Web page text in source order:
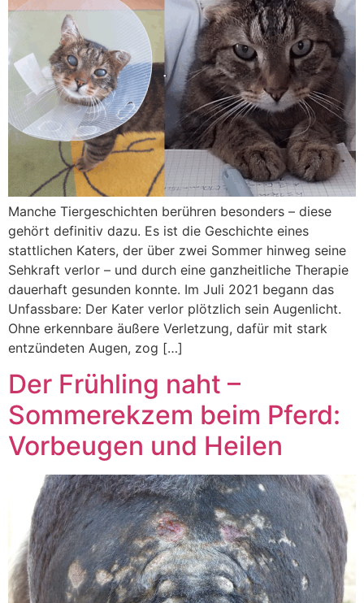
Manche Tiergeschichten berühren besonders – diese
gehört definitiv dazu. Es ist die Geschichte eines
stattlichen Katers, der über zwei Sommer hinweg seine
Sehkraft verlor – und durch eine ganzheitliche Therapie
dauerhaft gesunden konnte. Im Juli 2021 begann das
Unfassbare: Der Kater verlor plötzlich sein Augenlicht.
Ohne erkennbare äußere Verletzung, dafür mit stark
entzündeten Augen, zog […]
Der Frühling naht –
Sommerekzem beim Pferd:
Vorbeugen und Heilen